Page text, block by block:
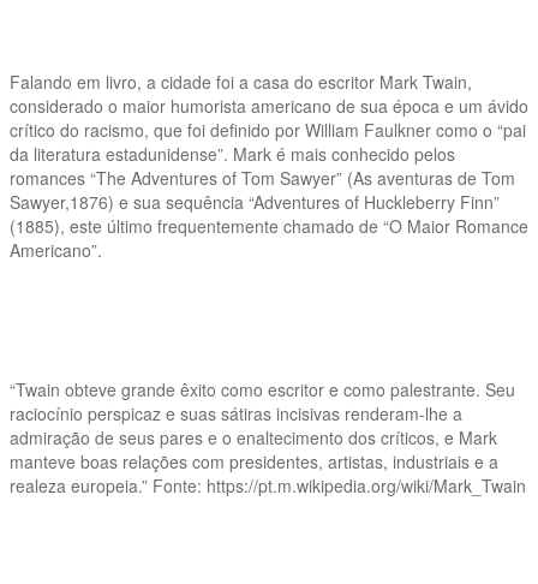
Falando em livro, a cidade foi a casa do escritor Mark Twain,
considerado o maior humorista americano de sua época e um ávido
crítico do racismo, que foi definido por William Faulkner como o “pai
da literatura estadunidense”. Mark é mais conhecido pelos
romances “The Adventures of Tom Sawyer” (As aventuras de Tom
Sawyer,1876) e sua sequência “Adventures of Huckleberry Finn”
(1885), este último frequentemente chamado de “O Maior Romance
Americano”.
“Twain obteve grande êxito como escritor e como palestrante. Seu
raciocínio perspicaz e suas sátiras incisivas renderam-lhe a
admiração de seus pares e o enaltecimento dos críticos, e Mark
manteve boas relações com presidentes, artistas, industriais e a
realeza europeia.” Fonte: https://pt.m.wikipedia.org/wiki/Mark_Twain